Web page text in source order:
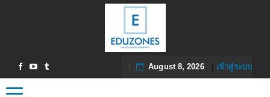
August 8, 2026| เข้าสู่ระบบ
Toggle navigation